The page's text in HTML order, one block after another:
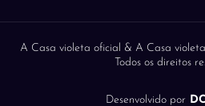
A Casa violeta oficial & A Casa
Todos os direitos
Desenvolvido por